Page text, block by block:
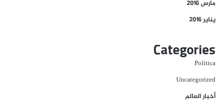
مارس 2016
يناير 2016
Categories
Política
Uncategorized
أخبار العالم